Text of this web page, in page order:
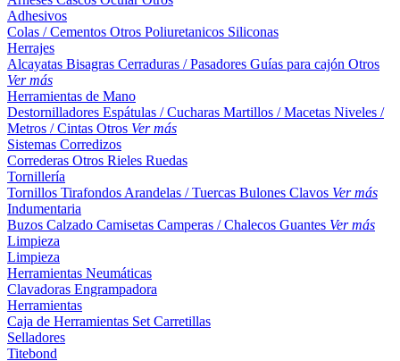
Adhesivos
Colas / Cementos Otros Poliuretanicos Siliconas
Herrajes
Alcayatas Bisagras Cerraduras / Pasadores Guías para cajón Otros
Ver más
Herramientas de Mano
Destornilladores Espátulas / Cucharas Martillos / Macetas Niveles /
Metros / Cintas Otros Ver más
Sistemas Corredizos
Correderas Otros Rieles Ruedas
Tornillería
Tornillos Tirafondos Arandelas / Tuercas Bulones Clavos Ver más
Indumentaria
Buzos Calzado Camisetas Camperas / Chalecos Guantes Ver más
Limpieza
Limpieza
Herramientas Neumáticas
Clavadoras Engrampadora
Herramientas
Caja de Herramientas Set Carretillas
Selladores
Titebond